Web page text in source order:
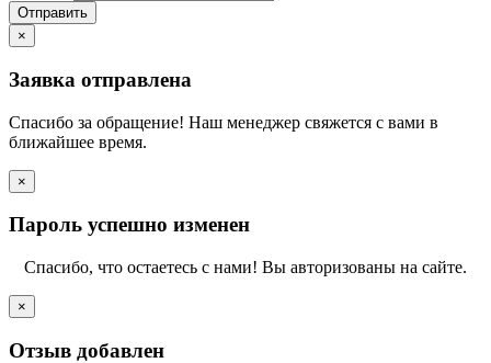
Отправить
×
Заявка отправлена
Спасибо за обращение! Наш менеджер свяжется с вами в
ближайшее время.
×
Пароль успешно изменен
Спасибо, что остаетесь с нами! Вы авторизованы на сайте.
×
Отзыв добавлен